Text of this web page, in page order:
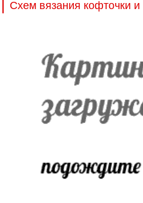
Схем вязания кофточки и